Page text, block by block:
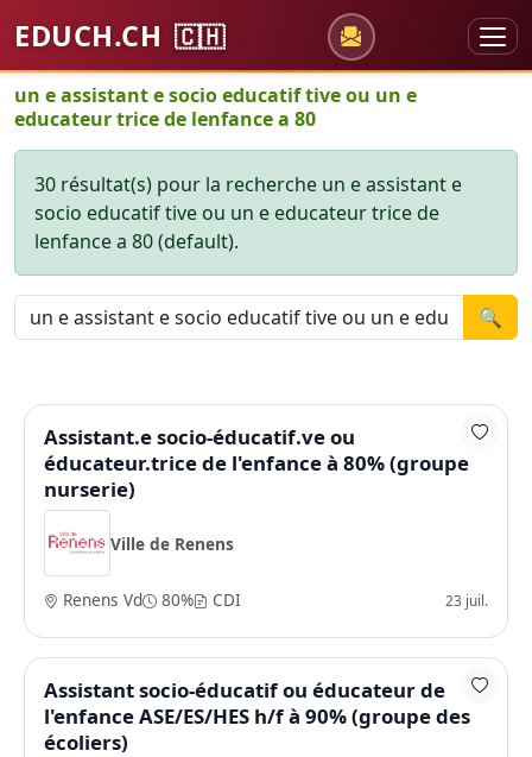
EDUCH.CH 🇨🇭
un e assistant e socio educatif tive ou un e
educateur trice de lenfance a 80
30 résultat(s) pour la recherche un e assistant e
socio educatif tive ou un e educateur trice de
lenfance a 80 (default).
🔍
Assistant.e socio-éducatif.ve ou
éducateur.trice de l'enfance à 80% (groupe
nurserie)
Ville de Renens
Renens Vd 80% CDI 23 juil.
Assistant socio-éducatif ou éducateur de
l'enfance ASE/ES/HES h/f à 90% (groupe des
écoliers)